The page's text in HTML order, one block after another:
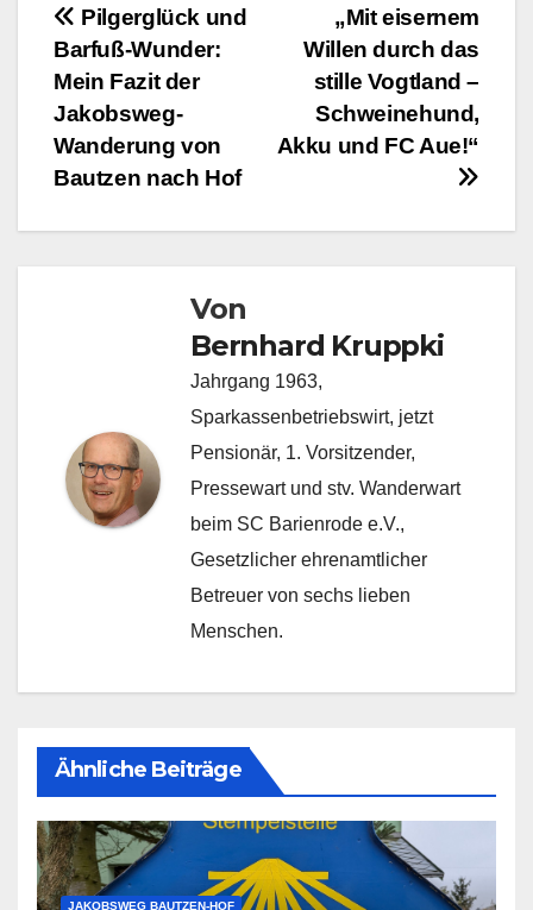
Beitragsnavigation„Mit eisernem
Willen durch das
stille Vogtland –
Schweinehund,
Akku und FC Aue!“
Pilgerglück und
Barfuß-Wunder:
Mein Fazit der
Jakobsweg-
Wanderung von
Bautzen nach Hof
Von
Bernhard Kruppki
Jahrgang 1963,
Sparkassenbetriebswirt, jetzt
Pensionär, 1. Vorsitzender,
Pressewart und stv. Wanderwart
beim SC Barienrode e.V.,
Gesetzlicher ehrenamtlicher
Betreuer von sechs lieben
Menschen.
Ähnliche Beiträge
JAKOBSWEG BAUTZEN-HOF